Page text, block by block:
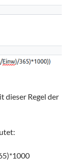
dieser Regel der